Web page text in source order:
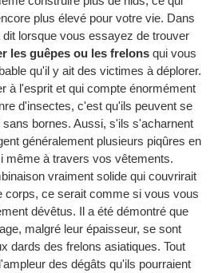
plus élevé pour votre vie. Dans
lorsque vous essayez de trouver
les guêpes ou les frelons qui vous
qu'il y ait des victimes à déplorer.
à l'esprit et qui compte énormément
d'insectes, c'est qu'ils peuvent se
bornes. Aussi, s'ils s'acharnent
généralement plusieurs piqûres en
même à travers vos vêtements.
vraiment solide qui couvrirait
corps, ce serait comme si vous vous
dévêtus. Il a été démontré que
malgré leur épaisseur, se sont
dards des frelons asiatiques. Tout
des dégâts qu'ils pourraient